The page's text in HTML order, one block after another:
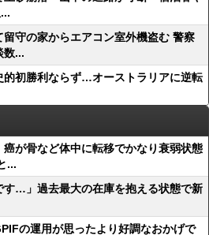
留守の家からエアコン室外機盗む 警察
数...
的初勝利ならず…オーストラリアに逆転
癌が骨など体中に転移でかなり衰弱状態
...
す…」過去最大の在庫を抱える状態で新
の運用が思ったより好調なおかげで